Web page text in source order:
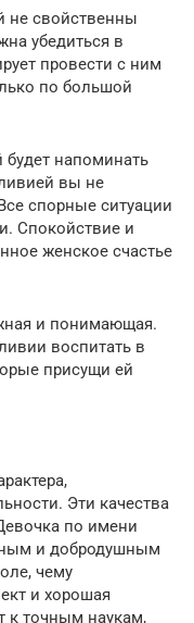
не свойственны
убедиться в
провести с ним
по большой
напоминать
вы не
спорные ситуации
Спокойствие и
женское счастье
и понимающая.
воспитать в
присущи ей
Эти качества
по имени
и добродушным
чему
и хорошая
к точным наукам,